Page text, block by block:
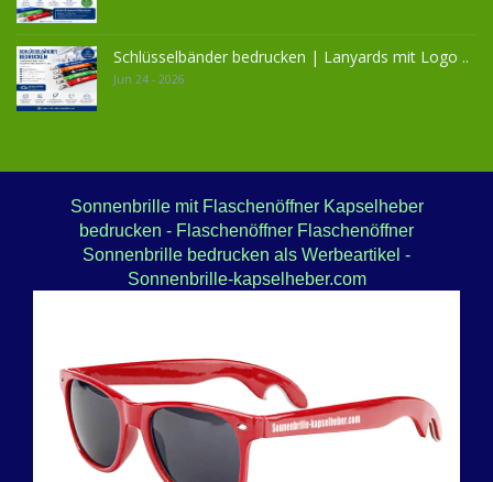
Schlüsselbänder bedrucken | Lanyards mit Logo ..
Jun 24 - 2026
Sonnenbrille mit Flaschenöffner Kapselheber
bedrucken - Flaschenöffner Flaschenöffner
Sonnenbrille bedrucken als Werbeartikel -
Sonnenbrille-kapselheber.com